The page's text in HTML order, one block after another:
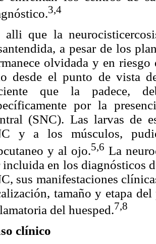
3,4
alli que la
a pesar de los
olvidada y en
desde el punto de vista
que la padece,
por la
(SNC). Las larvas de
y a los músculos,
y al ojo.5,6 La
incluida en los diagnósticos
sus manifestaciones
tamaño y etapa
del huesped.7,8
clínico